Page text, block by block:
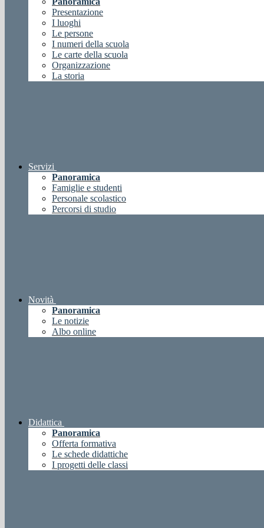
Presentazione
I luoghi
Le persone
I numeri della scuola
Le carte della scuola
Organizzazione
La storia
Servizi
Panoramica
Famiglie e studenti
Personale scolastico
Percorsi di studio
Novità
Panoramica
Le notizie
Albo online
Didattica
Panoramica
Offerta formativa
Le schede didattiche
I progetti delle classi